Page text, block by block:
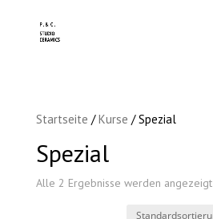
Startseite /Kurse / Spezial
Spezial
Alle 2 Ergebnisse werden angezeigt